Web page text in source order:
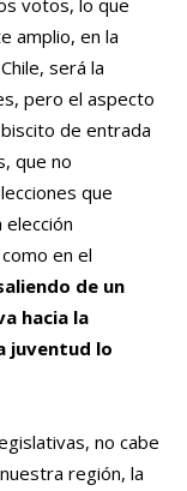
votos, lo que
amplio, en la
será la
pero el aspecto
de entrada
que no
que
en el
de un
hacia la
juventud lo
no cabe
región, la